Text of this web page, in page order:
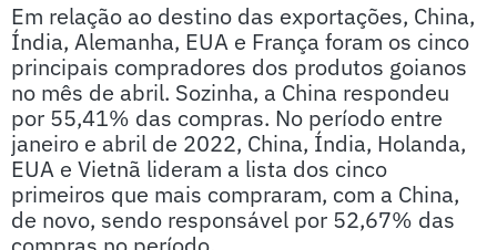
Em relação ao destino das exportações, China,
Índia, Alemanha, EUA e França foram os cinco
principais compradores dos produtos goianos
no mês de abril. Sozinha, a China respondeu
por 55,41% das compras. No período entre
janeiro e abril de 2022, China, Índia, Holanda,
EUA e Vietnã lideram a lista dos cinco
primeiros que mais compraram, com a China,
de novo, sendo responsável por 52,67% das